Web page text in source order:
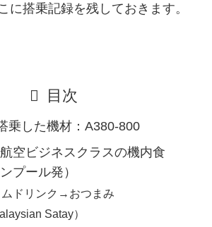
に搭乗記録を残しておきます。
目次
乗した機材：A380-800
空ビジネスクラスの機内食
プール発）
ムドリンク→おつまみ
Satay）